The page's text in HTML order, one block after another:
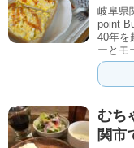
岐阜県
point
40年を
ーとモ
むち
関市